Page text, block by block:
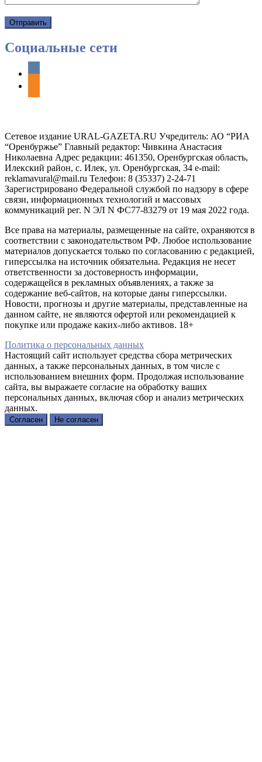
Социальные сети
vkontakte
Сетевое издание URAL-GAZETA.RU Учредитель: АО “РИА
“Оренбуржье” Главный редактор: Чивкина Анастасия
Николаевна Адрес редакции: 461350, Оренбургская область,
Илекский район, с. Илек, ул. Оренбургская, 34 e-mail:
reklamavural@mail.ru Телефон: 8 (35337) 2-24-71
Зарегистрировано Федеральной службой по надзору в сфере
связи, информационных технологий и массовых
коммуникаций рег. N ЭЛ N ФС77-83279 от 19 мая 2022 года.
Все права на материалы, размещенные на сайте, охраняются в
соответствии с законодательством РФ. Любое использование
материалов допускается только по согласованию с редакцией,
гиперссылка на источник обязательна. Редакция не несет
ответственности за достоверность информации,
содержащейся в рекламных объявлениях, а также за
содержание веб-сайтов, на которые даны гиперссылки.
Новости, прогнозы и другие материалы, представленные на
данном сайте, не являются офертой или рекомендацией к
покупке или продаже каких-либо активов. 18+
Политика о персональных данных
Настоящий сайт использует средства сбора метрических
данных, а также персональных данных, в том числе с
использованием внешних форм. Продолжая использование
сайта, вы выражаете согласие на обработку ваших
персональных данных, включая сбор и анализ метрических
данных.
Согласен Не согласен